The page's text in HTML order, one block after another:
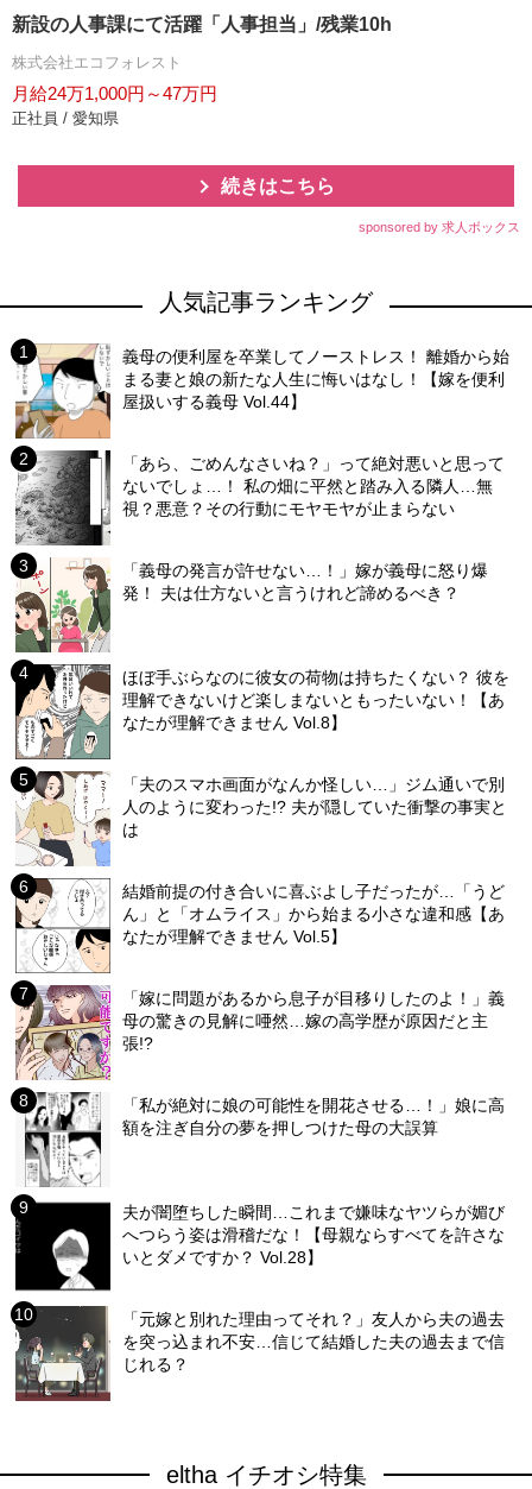
新設の人事課にて活躍「人事担当」/残業10h
株式会社エコフォレスト
月給24万1,000円～47万円
正社員 / 愛知県
続きはこちら
sponsored by 求人ボックス
人気記事ランキング
義母の便利屋を卒業してノーストレス！ 離婚から始
まる妻と娘の新たな人生に悔いはなし！【嫁を便利
屋扱いする義母 Vol.44】
「あら、ごめんなさいね？」って絶対悪いと思って
ないでしょ…！ 私の畑に平然と踏み入る隣人…無
視？悪意？その行動にモヤモヤが止まらない
「義母の発言が許せない…！」嫁が義母に怒り爆
発！ 夫は仕方ないと言うけれど諦めるべき？
ほぼ手ぶらなのに彼女の荷物は持ちたくない？ 彼を
理解できないけど楽しまないともったいない！【あ
なたが理解できません Vol.8】
「夫のスマホ画面がなんか怪しい…」ジム通いで別
人のように変わった!? 夫が隠していた衝撃の事実と
は
結婚前提の付き合いに喜ぶよし子だったが…「うど
ん」と「オムライス」から始まる小さな違和感【あ
なたが理解できません Vol.5】
「嫁に問題があるから息子が目移りしたのよ！」義
母の驚きの見解に唖然…嫁の高学歴が原因だと主
張!?
「私が絶対に娘の可能性を開花させる…！」娘に高
額を注ぎ自分の夢を押しつけた母の大誤算
夫が闇堕ちした瞬間…これまで嫌味なヤツらが媚び
へつらう姿は滑稽だな！【母親ならすべてを許さな
いとダメですか？ Vol.28】
「元嫁と別れた理由ってそれ？」友人から夫の過去
を突っ込まれ不安…信じて結婚した夫の過去まで信
じれる？
eltha イチオシ特集